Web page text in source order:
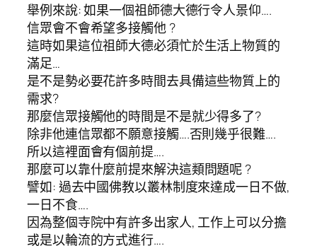
舉例來說: 如果一個祖師德大德行令人景仰….
信眾會不會希望多接觸他 ?
這時如果這位祖師大德必須忙於生活上物質的
滿足…
是不是勢必要花許多時間去具備這些物質上的
需求?
那麼信眾接觸他的時間是不是就少得多了?
除非他連信眾都不願意接觸….否則幾乎很難….
所以這裡面會有個前提….
那麼可以靠什麼前提來解決這類問題呢 ?
譬如: 過去中國佛教以叢林制度來達成一日不做,
一日不食….
因為整個寺院中有許多出家人, 工作上可以分擔
或是以輪流的方式進行….